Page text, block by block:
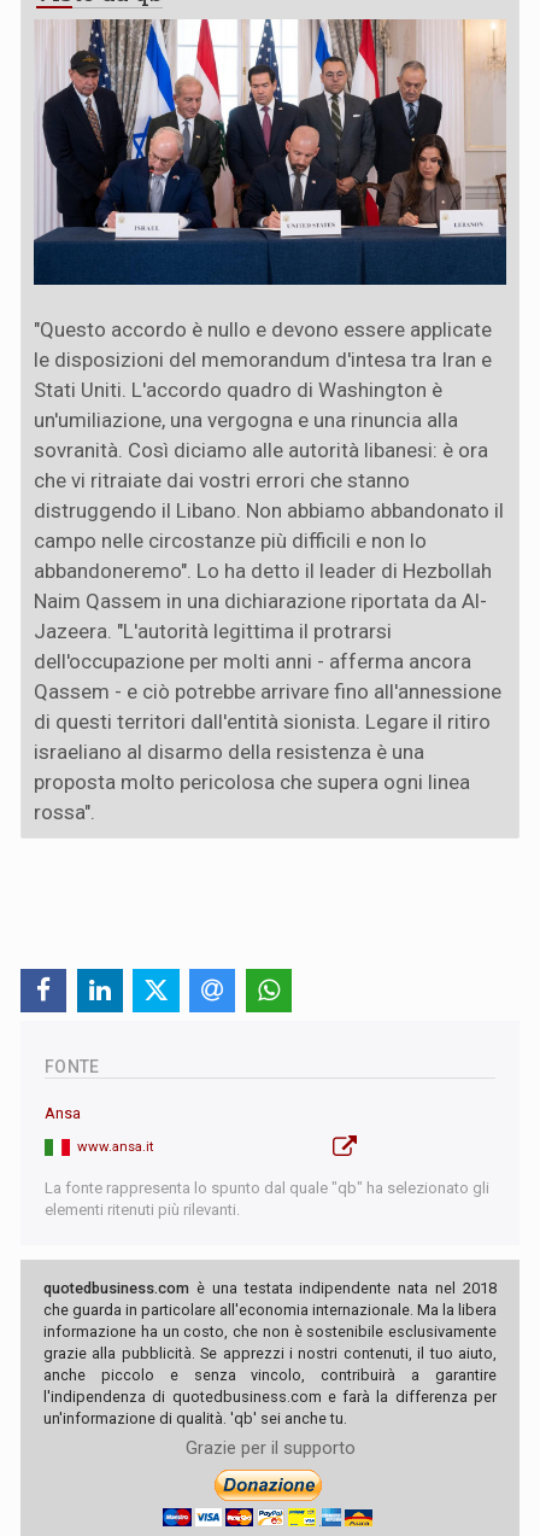
"Questo accordo è nullo e devono essere applicate
le disposizioni del memorandum d'intesa tra Iran e
Stati Uniti. L'accordo quadro di Washington è
un'umiliazione, una vergogna e una rinuncia alla
sovranità. Così diciamo alle autorità libanesi: è ora
che vi ritraiate dai vostri errori che stanno
distruggendo il Libano. Non abbiamo abbandonato il
campo nelle circostanze più difficili e non lo
abbandoneremo". Lo ha detto il leader di Hezbollah
Naim Qassem in una dichiarazione riportata da Al-
Jazeera. "L'autorità legittima il protrarsi
dell'occupazione per molti anni - afferma ancora
Qassem - e ciò potrebbe arrivare fino all'annessione
di questi territori dall'entità sionista. Legare il ritiro
israeliano al disarmo della resistenza è una
proposta molto pericolosa che supera ogni linea
rossa".
FONTE
Ansa
www.ansa.it
La fonte rappresenta lo spunto dal quale "qb" ha selezionato gli
elementi ritenuti più rilevanti.
quotedbusiness.com è una testata indipendente nata nel 2018
che guarda in particolare all'economia internazionale. Ma la libera
informazione ha un costo, che non è sostenibile esclusivamente
grazie alla pubblicità. Se apprezzi i nostri contenuti, il tuo aiuto,
anche piccolo e senza vincolo, contribuirà a garantire
l'indipendenza di quotedbusiness.com e farà la differenza per
un'informazione di qualità. 'qb' sei anche tu.
Grazie per il supporto